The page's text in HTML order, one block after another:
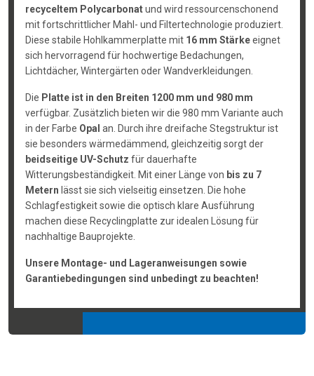
recyceltem Polycarbonatund wird ressourcenschonend
mit fortschrittlicher Mahl- und Filtertechnologie produziert.
Diese stabile Hohlkammerplatte mit 16 mm Stärkeeignet
sich hervorragend für hochwertige Bedachungen,
Lichtdächer, Wintergärten oder Wandverkleidungen.
Die Platte ist in den Breiten 1200 mm und 980 mm
verfügbar. Zusätzlich bieten wir die 980 mm Variante auch
in der Farbe Opal an. Durch ihre dreifache Stegstruktur ist
sie besonders wärmedämmend, gleichzeitig sorgt der
beidseitige UV-Schutz für dauerhafte
Witterungsbeständigkeit. Mit einer Länge von bis zu 7
Metern lässt sie sich vielseitig einsetzen. Die hohe
Schlagfestigkeit sowie die optisch klare Ausführung
machen diese Recyclingplatte zur idealen Lösung für
nachhaltige Bauprojekte.
Unsere Montage- und Lageranweisungen sowie
Garantiebedingungen sind unbedingt zu beachten!